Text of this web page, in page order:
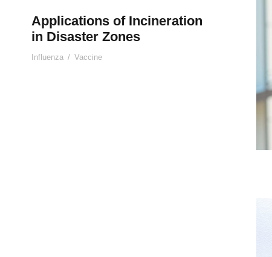
Applications of Incineration
in Disaster Zones
Influenza / Vaccine